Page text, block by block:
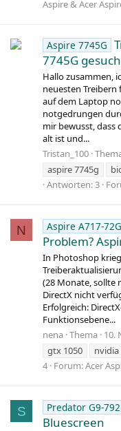
Aspire & Acer
Aspire 7745G
7745G
Hallo zusammen,
neuesten
auf dem Laptop
notgedrungen
mir bewusst, dass
alt ist und...
Tristan_100
aspire 7745g
Antworten: 3
N Aspire A717-72G
Problem?
In Photoshop
(28 Monate, sollte
DirectX nicht
Erfolgreich:
Funktionsebene...
nena Thema 10.
gtx 1050
4 Forum:Acer
S Predator G9-792
Bluescreen